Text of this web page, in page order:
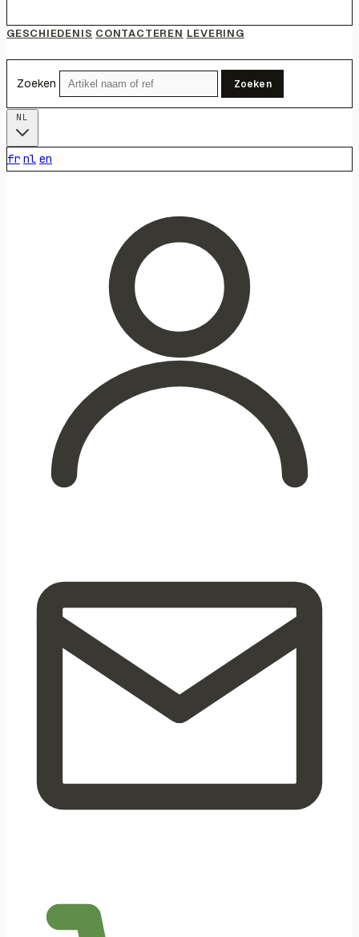
GESCHIEDENIS CONTACTEREN LEVERING
Zoeken Zoeken
fr nl en